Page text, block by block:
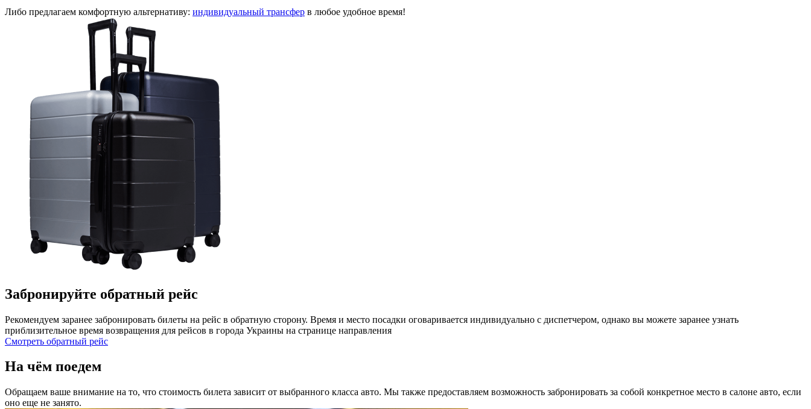
Либо предлагаем комфортную альтернативу: индивидуальный трансфер в любое удобное время!
Забронируйте обратный рейс
Рекомендуем заранее забронировать билеты на рейс в обратную сторону. Время и место посадки оговаривается индивидуально с диспетчером, однако вы можете заранее узнать
приблизительное время возвращения для рейсов в города Украины на странице направления
Смотреть обратный рейс
На чём поедем
Обращаем ваше внимание на то, что стоимость билета зависит от выбранного класса авто. Мы также предоставляем возможность забронировать за собой конкретное место в салоне авто, если
оно еще не занято.